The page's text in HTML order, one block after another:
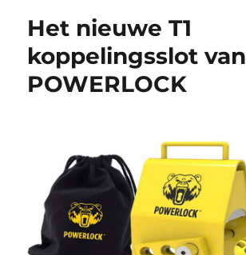
Het nieuwe T1
koppelingsslot van
POWERLOCK